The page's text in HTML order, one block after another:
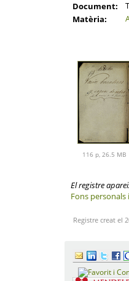
Document:
Matèria:
116 p, 26.5 MB
El registre
Fons
Registre creat el